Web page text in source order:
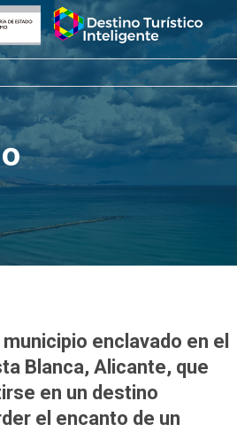
enclavado en el
Blanca, Alicante, que
en un destino
el encanto de un